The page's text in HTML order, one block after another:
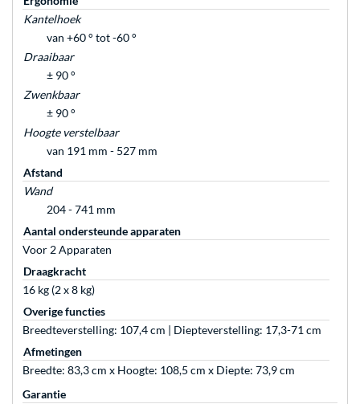
Kantelhoek
van +60 ° tot -60 °
Draaibaar
± 90 °
Zwenkbaar
± 90 °
Hoogte verstelbaar
van 191 mm - 527 mm
Afstand
Wand
204 - 741 mm
Aantal ondersteunde apparaten
Voor 2 Apparaten
Draagkracht
16 kg (2 x 8 kg)
Overige functies
Breedteverstelling: 107,4 cm | Diepteverstelling: 17,3-71 cm
Afmetingen
Breedte: 83,3 cm x Hoogte: 108,5 cm x Diepte: 73,9 cm
Garantie